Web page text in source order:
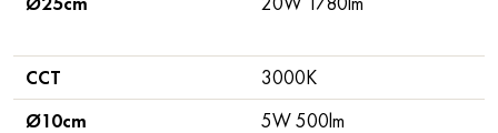
CCT
3000K
Ø10cm
5W 500lm